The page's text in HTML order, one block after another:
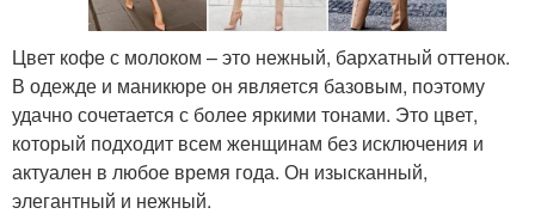
Цвет кофе с молоком – это нежный, бархатный оттенок.
В одежде и маникюре он является базовым, поэтому
удачно сочетается с более яркими тонами. Это цвет,
который подходит всем женщинам без исключения и
актуален в любое время года. Он изысканный,
элегантный и нежный.